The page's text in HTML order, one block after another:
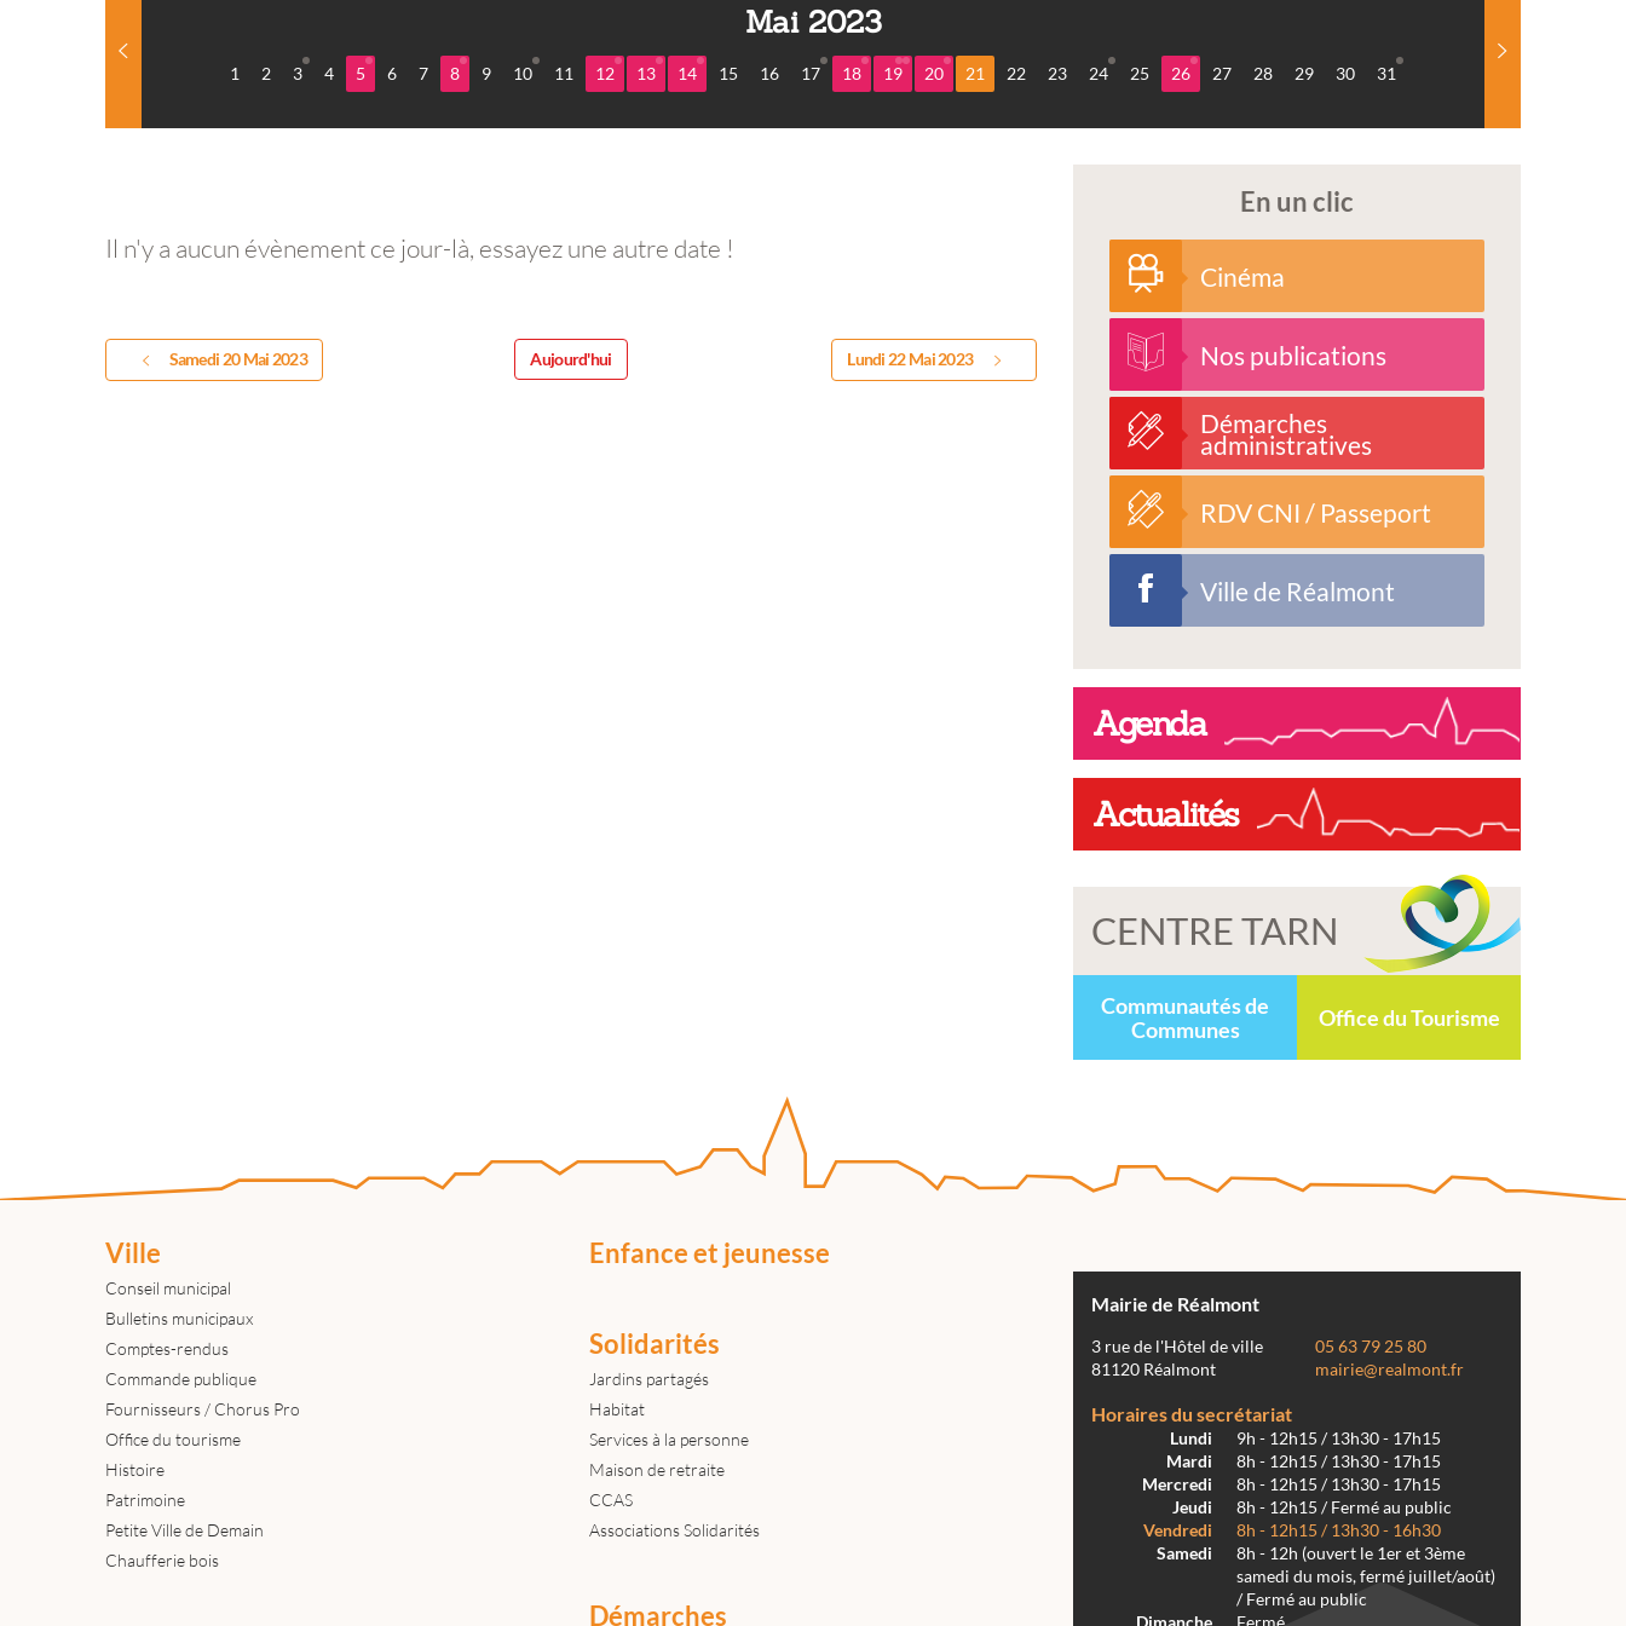
Mai 2023
1 2 3 4 5 6 7 8 9 10 11 12 13 14 15 16 17 18 19 20 21 22 23 24 25 26 27 28 29 30 31
Il n'y a aucun évènement ce jour-là, essayez une autre date !
Samedi 20 Mai 2023 Aujourd'hui Lundi 22 Mai 2023
En un clic
Cinéma
Nos publications
Démarches
administratives
RDV CNI / Passeport
Ville de Réalmont
Agenda
Actualités
CENTRE TARN
Communautés de
Communes
Office du Tourisme
Ville
Conseil municipal
Bulletins municipaux
Comptes-rendus
Commande publique
Fournisseurs / Chorus Pro
Office du tourisme
Histoire
Patrimoine
Petite Ville de Demain
Chaufferie bois
Enfance et jeunesse
Solidarités
Jardins partagés
Habitat
Services à la personne
Maison de retraite
CCAS
Associations Solidarités
Démarches
Mairie de Réalmont
3 rue de l'Hôtel de ville
81120 Réalmont
05 63 79 25 80
mairie@realmont.fr
Horaires du secrétariat
Lundi
9h - 12h15 / 13h30 - 17h15
Mardi
8h - 12h15 / 13h30 - 17h15
Mercredi
8h - 12h15 / 13h30 - 17h15
Jeudi
8h - 12h15 / Fermé au public
Vendredi
8h - 12h15 / 13h30 - 16h30
Samedi
8h - 12h (ouvert le 1er et 3ème
samedi du mois, fermé juillet/août)
/ Fermé au public
Dimanche
Fermé